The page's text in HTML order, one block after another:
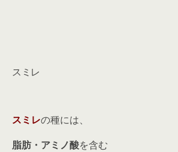
スミレ
スミレの種には、
脂肪・アミノ酸を含む